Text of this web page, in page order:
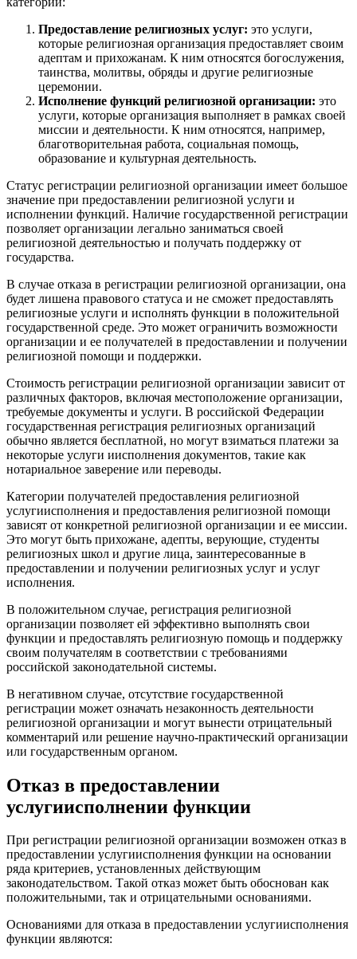
Предоставление религиозных услуг: это услуги,
которые религиозная организация предоставляет своим
адептам и прихожанам. К ним относятся богослужения,
таинства, молитвы, обряды и другие религиозные
церемонии.
Исполнение функций религиозной организации: это
услуги, которые организация выполняет в рамках своей
миссии и деятельности. К ним относятся, например,
благотворительная работа, социальная помощь,
образование и культурная деятельность.
Статус регистрации религиозной организации имеет большое
значение при предоставлении религиозной услуги и
исполнении функций. Наличие государственной регистрации
позволяет организации легально заниматься своей
религиозной деятельностью и получать поддержку от
государства.
В случае отказа в регистрации религиозной организации, она
будет лишена правового статуса и не сможет предоставлять
религиозные услуги и исполнять функции в положительной
государственной среде. Это может ограничить возможности
организации и ее получателей в предоставлении и получении
религиозной помощи и поддержки.
Стоимость регистрации религиозной организации зависит от
различных факторов, включая местоположение организации,
требуемые документы и услуги. В российской Федерации
государственная регистрация религиозных организаций
обычно является бесплатной, но могут взиматься платежи за
некоторые услуги иисполнения документов, такие как
нотариальное заверение или переводы.
Категории получателей предоставления религиозной
услугиисполнения и предоставления религиозной помощи
зависят от конкретной религиозной организации и ее миссии.
Это могут быть прихожане, адепты, верующие, студенты
религиозных школ и другие лица, заинтересованные в
предоставлении и получении религиозных услуг и услуг
исполнения.
В положительном случае, регистрация религиозной
организации позволяет ей эффективно выполнять свои
функции и предоставлять религиозную помощь и поддержку
своим получателям в соответствии с требованиями
российской законодательной системы.
В негативном случае, отсутствие государственной
регистрации может означать незаконность деятельности
религиозной организации и могут вынести отрицательный
комментарий или решение научно-практический организации
или государственным органом.
Отказ в предоставлении
услугиисполнении функции
При регистрации религиозной организации возможен отказ в
предоставлении услугиисполнения функции на основании
ряда критериев, установленных действующим
законодательством. Такой отказ может быть обоснован как
положительными, так и отрицательными основаниями.
Основаниями для отказа в предоставлении услугиисполнения
функции являются: